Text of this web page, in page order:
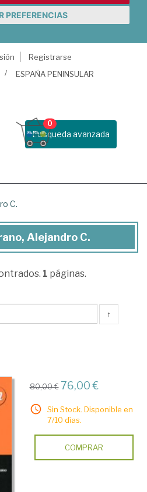
PREFERENCIAS
Registrarse
ESPAÑA PENINSULAR
Busqueda avanzada
0
C.
Alejandro C.
1 páginas.
↑
80,00 € 76,00 €
Sin Stock. Disponible en
7/10 días.
COMPRAR